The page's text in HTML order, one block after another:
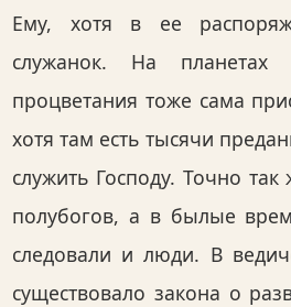
Ему, хотя в ее
служанок. На планетах
процветания тоже сама
хотя там есть тысячи
служить Господу. Точно
полубогов, а в былые
следовали и люди. В
существовало закона о